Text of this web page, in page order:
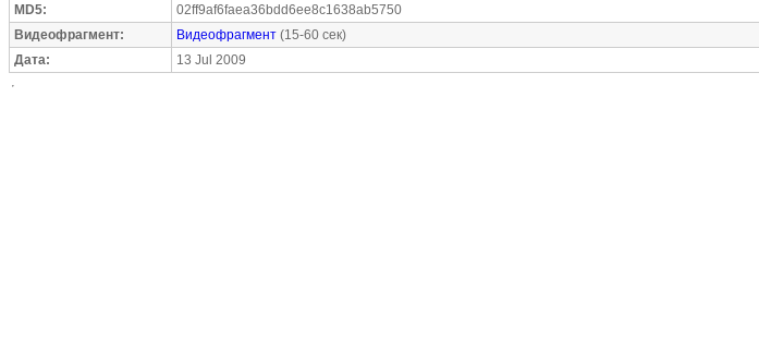
MD5:
02ff9af6faea36bdd6ee8c1638ab5750
Видеофрагмент:
Видеофрагмент (15-60 сек)
Дата:
13 Jul 2009